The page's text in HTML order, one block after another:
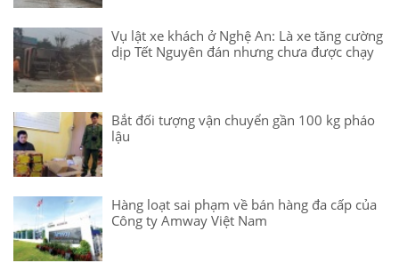
Vụ lật xe khách ở Nghệ An: Là xe tăng cường
dịp Tết Nguyên đán nhưng chưa được chạy
Bắt đối tượng vận chuyển gần 100 kg pháo
lậu
Hàng loạt sai phạm về bán hàng đa cấp của
Công ty Amway Việt Nam